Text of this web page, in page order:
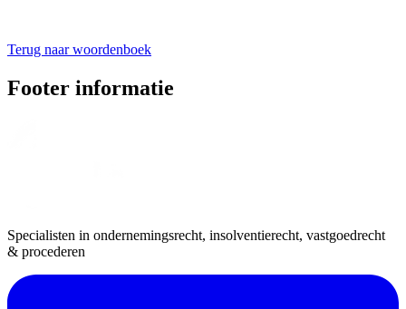
Terug naar woordenboek
Footer informatie
Specialisten in ondernemingsrecht, insolventierecht, vastgoedrecht
& procederen